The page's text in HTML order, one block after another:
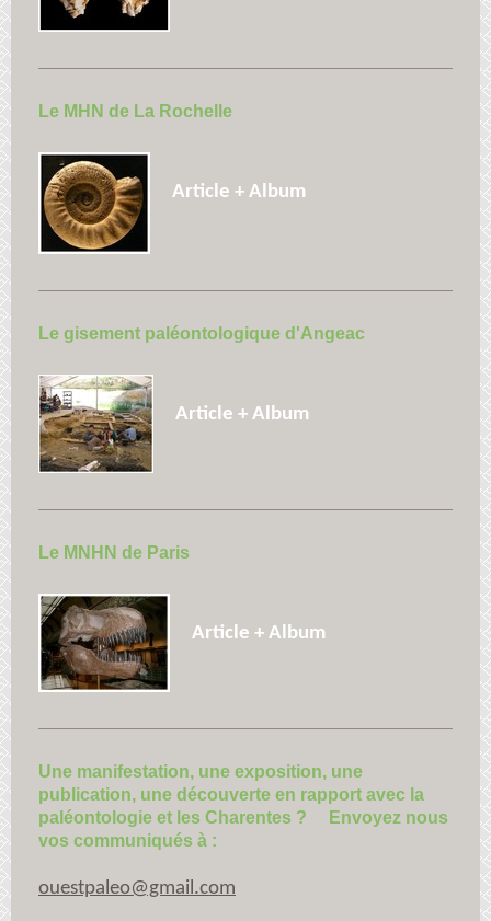
Le MHN de La Rochelle
Article + Album
Le gisement paléontologique d'Angeac
Article + Album
Le MNHN de Paris
Article + Album
Une manifestation, une exposition, une
publication, une découverte en rapport avec la
paléontologie et les Charentes ? Envoyez nous
vos communiqués à :
ouestpaleo@gmail.com